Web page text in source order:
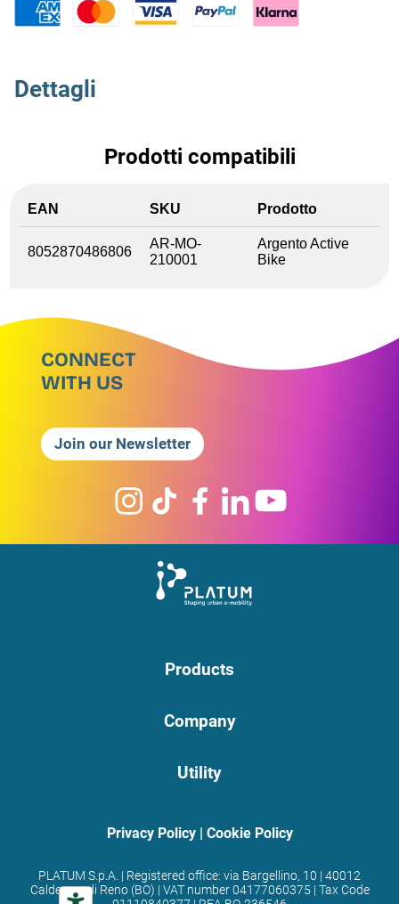
Dettagli
Prodotti compatibili
EAN SKU Prodotto
8052870486806
AR-MO-
210001
Argento Active
Bike
CONNECT
WITH US
Join our Newsletter
Products
Company
Utility
Privacy Policy| Cookie Policy
PLATUM S.p.A. | Registered office: via Bargellino, 10 | 40012
Calderara di Reno (BO) | VAT number 04177060375 | Tax Code